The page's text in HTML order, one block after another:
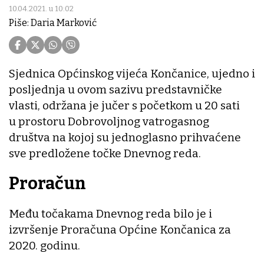
10.04.2021. u 10:02
Piše: Daria Marković
Sjednica Općinskog vijeća Končanice, ujedno i
posljednja u ovom sazivu predstavničke
vlasti, održana je jučer s početkom u 20 sati
u prostoru Dobrovoljnog vatrogasnog
društva na kojoj su jednoglasno prihvaćene
sve predložene točke Dnevnog reda.
Proračun
Među točakama Dnevnog reda bilo je i
izvršenje Proračuna Općine Končanica za
2020. godinu.